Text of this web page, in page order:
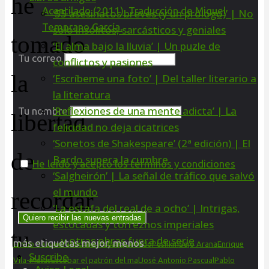
‘55 asesinatos breves (y un prólogo)’ | No
solo insólitos, sarcásticos y geniales
‘El alma bajo la lluvia’ | Un puzle de
conflictos y pasiones
‘Escríbeme una foto’ | Del taller literario a
la literatura
‘Reflexiones de una mente adicta’ | La
felicidad no deja cicatrices
‘Sonetos de Shakespeare’ (2ª edición) | El
Bardo supera la cumbre
‘Salgheirón’ | La señal de tráfico que salvó
el mundo
‘La estafa del real de a ocho’ | Intrigas,
estocadas y torreznos imperiales
…y otras obras fuera de serie
Suscribe
he
tomado
la
libertad
de
recordar
tu
Tu correo
Tu nombre
He leído y acepto los términos y condiciones
Emilio SaavedraMichael PollanQuevedoPushkinSejo AranaEnrique
Vila-MatasEscobar el patrón del mal José Antonio Pascual Pablo
más etiquetas mejor, menos